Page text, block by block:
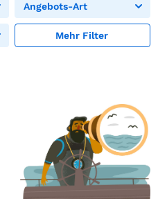
Angebots-Art
Mehr Filter